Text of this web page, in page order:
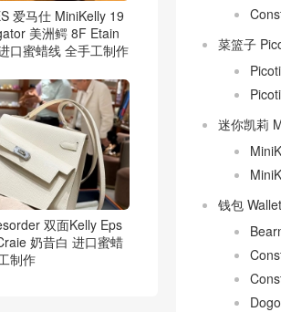
爱马仕 MiniKelly 19
美洲鳄 8F Etain
口蜜蜡线 全手工制作
双面Kelly Eps
奶昔白 进口蜜蜡
制作
菜篮子
迷你凯莉
钱包 Wallet